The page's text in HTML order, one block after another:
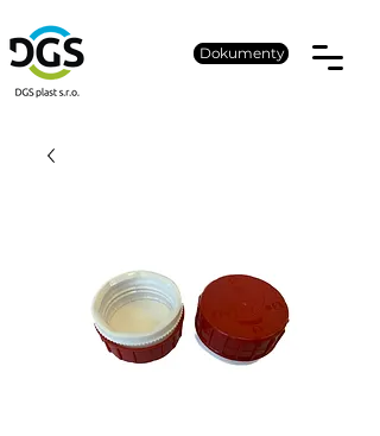
Dokumenty